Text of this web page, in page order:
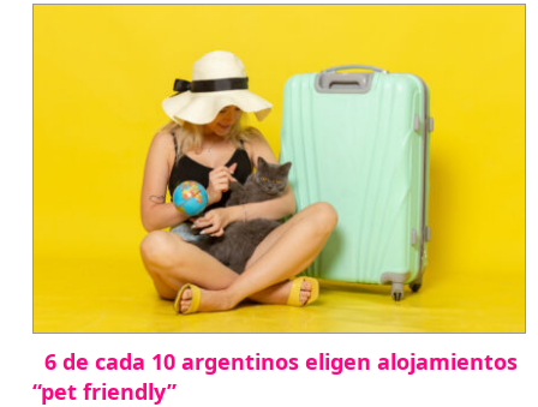
6 de cada 10 argentinos eligen alojamientos
“pet friendly”